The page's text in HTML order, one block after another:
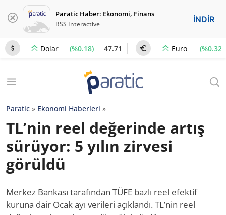
Paratic Haber: Ekonomi, Finans
RSS Interactive İNDİR
Dolar (%0.18) 47.71 Euro (%0.32)
Paratic » Ekonomi Haberleri »
TL’nin reel değerinde artış
sürüyor: 5 yılın zirvesi
görüldü
Merkez Bankası tarafından TÜFE bazlı reel efektif
kuruna dair Ocak ayı verileri açıklandı. TL’nin reel